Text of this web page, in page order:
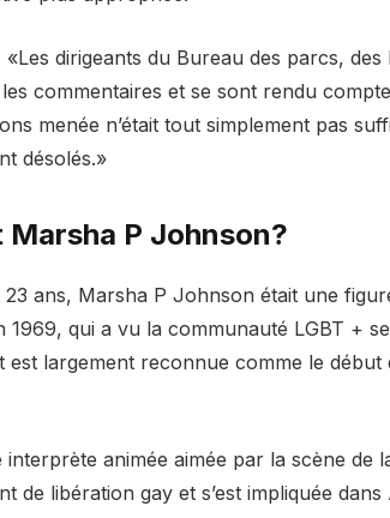
«Les dirigeants du Bureau des parcs,
commentaires et se sont rendu
menée n’était tout simplement pas
désolés.»
Marsha P Johnson?
23 ans, Marsha P Johnson était une
1969, qui a vu la communauté LGBT +
est largement reconnue comme le
interprète animée aimée par la scène de
de libération gay et s’est impliquée dans